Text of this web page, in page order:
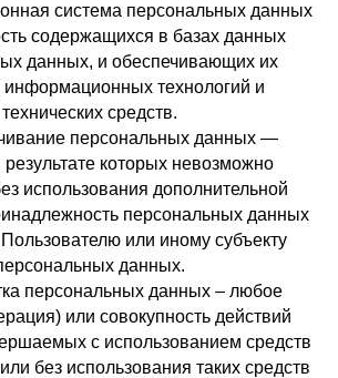
система персональных данных
содержащихся в базах данных
данных, и обеспечивающих их
информационных технологий и
технических средств.
персональных данных —
результате которых невозможно
использования дополнительной
персональных данных
или иному субъекту
данных.
персональных данных – любое
или совокупность действий
с использованием средств
без использования таких средств